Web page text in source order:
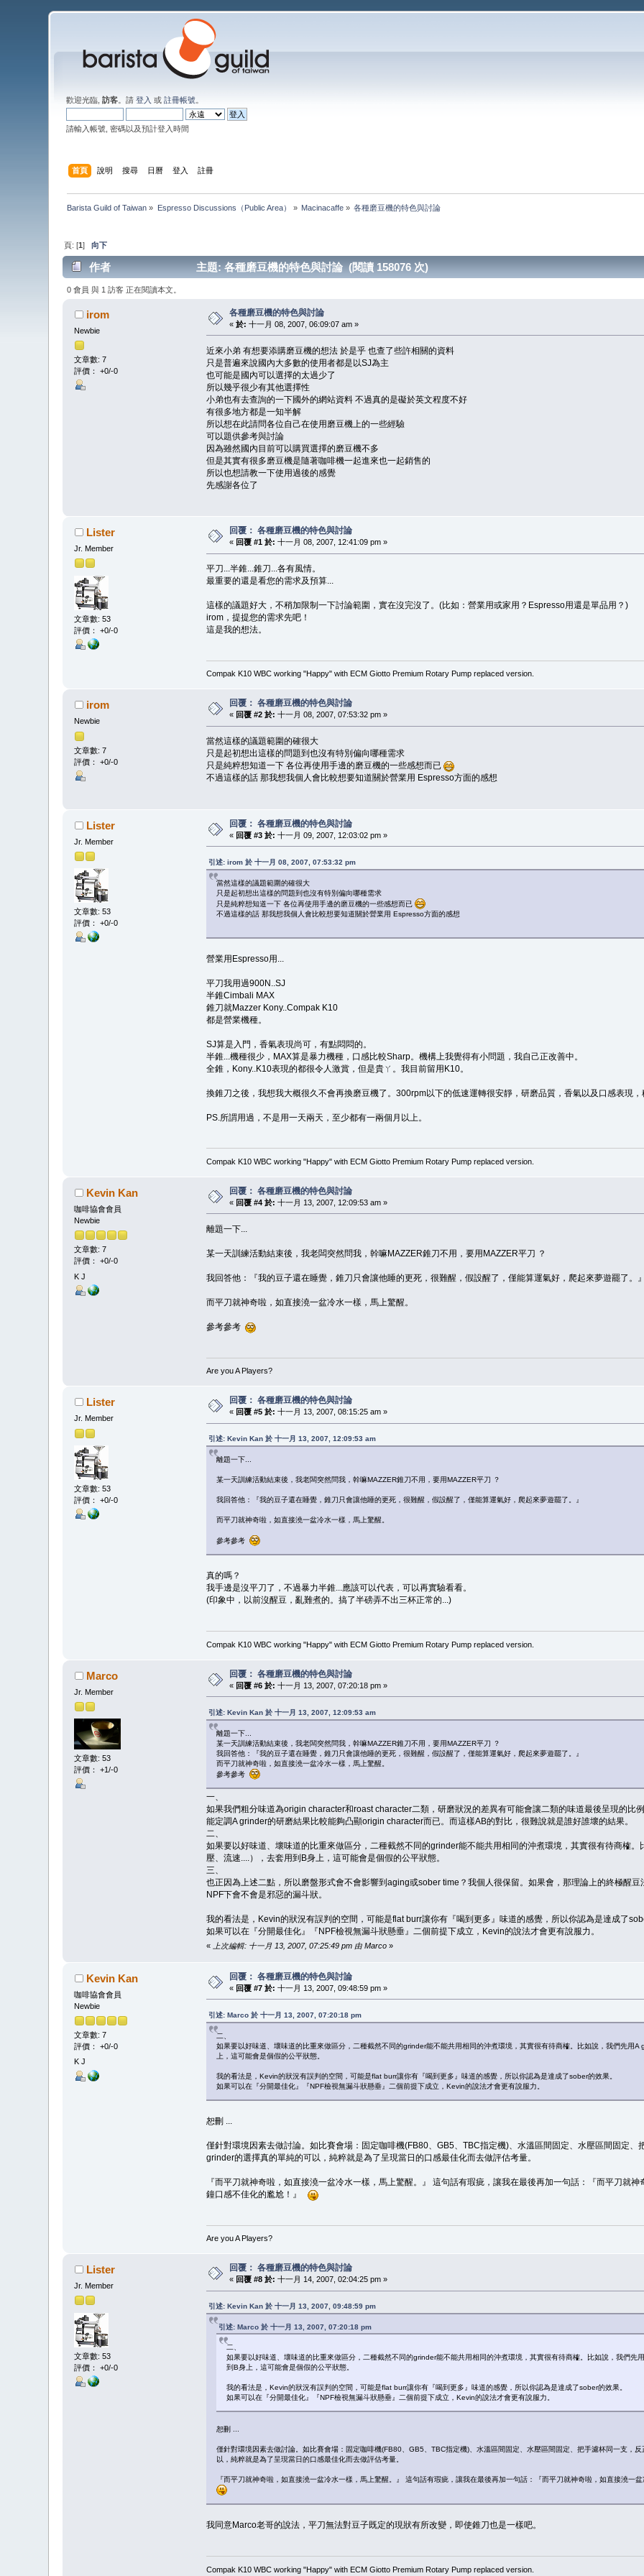
歡迎光臨,訪客 。請登入 或註冊帳號
請輸入帳號, 密碼以及預計登入時間
首頁 說明 搜尋 日曆 登入 註冊
Barista Guild of Taiwan » Espresso Discussions（Public Area） » Macinacaffe » 各種磨豆機的特色與討論
頁: [1]向下
作者 主題: 各種磨豆機的特色與討論 (閱讀 158076 次)
0 會員 與 1 訪客 正在閱讀本文。
irom
Newbie
文章數: 7
評價： +0/-0
各種磨豆機的特色與討論
«於: 十一月 08, 2007, 06:09:07 am »
近來小弟 有想要添購磨豆機的想法 於是乎 也查了些許相關的資料
只是普遍來說國內大多數的使用者都是以SJ為主
也可能是國內可以選擇的太過少了
所以幾乎很少有其他選擇性
小弟也有去查詢的一下國外的網站資料 不過真的是礙於英文程度不好
有很多地方都是一知半解
所以想在此請問各位自己在使用磨豆機上的一些經驗
可以題供參考與討論
因為雖然國內目前可以購買選擇的磨豆機不多
但是其實有很多磨豆機是隨著咖啡機一起進來也一起銷售的
所以也想請教一下使用過後的感覺
先感謝各位了
Lister
Jr. Member
文章數: 53
評價： +0/-0
回覆： 各種磨豆機的特色與討論
« 回覆 #1 於: 十一月 08, 2007, 12:41:09 pm »
平刀...半錐...錐刀...各有風情。
最重要的還是看您的需求及預算...
這樣的議題好大，不稍加限制一下討論範圍，實在沒完沒了。(比如：營業用或家用？Espresso用還是單品用？)
irom，提提您的需求先吧！
這是我的想法。
Compak K10 WBC working "Happy" with ECM Giotto Premium Rotary Pump replaced version.
irom
Newbie
文章數: 7
評價： +0/-0
回覆： 各種磨豆機的特色與討論
« 回覆 #2 於: 十一月 08, 2007, 07:53:32 pm »
當然這樣的議題範圍的確很大
只是起初想出這樣的問題到也沒有特別偏向哪種需求
只是純粹想知道一下 各位再使用手邊的磨豆機的一些感想而已
不過這樣的話 那我想我個人會比較想要知道關於營業用 Espresso方面的感想
Lister
Jr. Member
文章數: 53
評價： +0/-0
回覆： 各種磨豆機的特色與討論
« 回覆 #3 於: 十一月 09, 2007, 12:03:02 pm »
引述: irom 於 十一月 08, 2007, 07:53:32 pm
當然這樣的議題範圍的確很大
只是起初想出這樣的問題到也沒有特別偏向哪種需求
只是純粹想知道一下 各位再使用手邊的磨豆機的一些感想而已
不過這樣的話 那我想我個人會比較想要知道關於營業用 Espresso方面的感想
營業用Espresso用...
平刀我用過900N..SJ
半錐Cimbali MAX
錐刀就Mazzer Kony..Compak K10
都是營業機種。
SJ算是入門，香氣表現尚可，有點悶悶的。
半錐...機種很少，MAX算是暴力機種，口感比較Sharp。機構上我覺得有小問題，我自己正改善中。
全錐，Kony..K10表現的都很令人激賞，但是貴ㄚ。我目前留用K10。
換錐刀之後，我想我大概很久不會再換磨豆機了。300rpm以下的低速運轉很安靜，研磨品質，香氣以及口感表現
PS.所謂用過，不是用一天兩天，至少都有一兩個月以上。
Compak K10 WBC working "Happy" with ECM Giotto Premium Rotary Pump replaced version.
Kevin Kan
咖啡協會會員
Newbie
文章數: 7
評價： +0/-0
K J
回覆： 各種磨豆機的特色與討論
« 回覆 #4 於: 十一月 13, 2007, 12:09:53 am »
離題一下...
某一天訓練活動結束後，我老闆突然問我，幹嘛MAZZER錐刀不用，要用MAZZER平刀 ？
我回答他：『我的豆子還在睡覺，錐刀只會讓他睡的更死，很難醒，假設醒了，僅能算運氣好，爬起來夢遊罷了。
而平刀就神奇啦，如直接澆一盆冷水一樣，馬上驚醒。
參考參考
Are you A Players?
Lister
Jr. Member
文章數: 53
評價： +0/-0
回覆： 各種磨豆機的特色與討論
« 回覆 #5 於: 十一月 13, 2007, 08:15:25 am »
引述: Kevin Kan 於 十一月 13, 2007, 12:09:53 am
離題一下...
某一天訓練活動結束後，我老闆突然問我，幹嘛MAZZER錐刀不用，要用MAZZER平刀 ？
我回答他：『我的豆子還在睡覺，錐刀只會讓他睡的更死，很難醒，假設醒了，僅能算運氣好，爬起來夢遊罷了。』
而平刀就神奇啦，如直接澆一盆冷水一樣，馬上驚醒。
參考參考
真的嗎？
我手邊是沒平刀了，不過暴力半錐...應該可以代表，可以再實驗看看。
(印象中，以前沒醒豆，亂難煮的。搞了半磅弄不出三杯正常的...)
Compak K10 WBC working "Happy" with ECM Giotto Premium Rotary Pump replaced version.
Marco
Jr. Member
文章數: 53
評價： +1/-0
回覆： 各種磨豆機的特色與討論
« 回覆 #6 於: 十一月 13, 2007, 07:20:18 pm »
引述: Kevin Kan 於 十一月 13, 2007, 12:09:53 am
離題一下...
某一天訓練活動結束後，我老闆突然問我，幹嘛MAZZER錐刀不用，要用MAZZER平刀 ？
我回答他：『我的豆子還在睡覺，錐刀只會讓他睡的更死，很難醒，假設醒了，僅能算運氣好，爬起來夢遊罷了。』
而平刀就神奇啦，如直接澆一盆冷水一樣，馬上驚醒。
參考參考
一、
如果我們粗分味道為origin character和roast character二類，研磨狀況的差異有可能會讓二類的味道最後呈現的比
能定調A grinder的研磨結果比較能夠凸顯origin character而已。而這樣AB的對比，很難說就是誰好誰壞的結果。
二、
如果要以好味道、壞味道的比重來做區分，二種截然不同的grinder能不能共用相同的沖煮環境，其實很有待商榷
壓、流速....），去套用到B身上，這可能會是個假的公平狀態。
三、
也正因為上述二點，所以磨盤形式會不會影響到aging或sober time？我個人很保留。如果會，那理論上的終極醒
NPF下會不會是邪惡的漏斗狀。
我的看法是，Kevin的狀況有誤判的空間，可能是flat burr讓你有『喝到更多』味道的感覺，所以你認為是達成了
如果可以在『分開最佳化』『NPF檢視無漏斗狀懸垂』二個前提下成立，Kevin的說法才會更有說服力。
« 上次編輯: 十一月 13, 2007, 07:25:49 pm 由 Marco»
Kevin Kan
咖啡協會會員
Newbie
文章數: 7
評價： +0/-0
K J
回覆： 各種磨豆機的特色與討論
« 回覆 #7 於: 十一月 13, 2007, 09:48:59 pm »
引述: Marco 於 十一月 13, 2007, 07:20:18 pm
二、
如果要以好味道、壞味道的比重來做區分，二種截然不同的grinder能不能共用相同的沖煮環境，其實很有待商榷。比如說，我們先用
上，這可能會是個假的公平狀態。
我的看法是，Kevin的狀況有誤判的空間，可能是flat burr讓你有『喝到更多』味道的感覺，所以你認為是達成了sober的效果。
如果可以在『分開最佳化』『NPF檢視無漏斗狀懸垂』二個前提下成立，Kevin的說法才會更有說服力。
恕刪 ...
僅針對環境因素去做討論。如比賽會場：固定咖啡機(FB80、GB5、TBC指定機)、水溫區間固定、水壓區間固定
grinder的選擇真的單純的可以，純粹就是為了呈現當日的口感最佳化而去做評估考量。
『而平刀就神奇啦，如直接澆一盆冷水一樣，馬上驚醒。』 這句話有瑕疵，讓我在最後再加一句話：『而平刀就
鐘口感不佳化的尷尬！』
Are you A Players?
Lister
Jr. Member
文章數: 53
評價： +0/-0
回覆： 各種磨豆機的特色與討論
« 回覆 #8 於: 十一月 14, 2007, 02:04:25 pm »
引述: Kevin Kan 於 十一月 13, 2007, 09:48:59 pm
引述: Marco 於 十一月 13, 2007, 07:20:18 pm
二、
如果要以好味道、壞味道的比重來做區分，二種截然不同的grinder能不能共用相同的沖煮環境，其實很有待商榷。比如說，我們
到B身上，這可能會是個假的公平狀態。
我的看法是，Kevin的狀況有誤判的空間，可能是flat burr讓你有『喝到更多』味道的感覺，所以你認為是達成了sober的效果。
如果可以在『分開最佳化』『NPF檢視無漏斗狀懸垂』二個前提下成立，Kevin的說法才會更有說服力。
恕刪 ...
僅針對環境因素去做討論。如比賽會場：固定咖啡機(FB80、GB5、TBC指定機)、水溫區間固定、水壓區間固定、把手濾杯同一支，
以，純粹就是為了呈現當日的口感最佳化而去做評估考量。
『而平刀就神奇啦，如直接澆一盆冷水一樣，馬上驚醒。』 這句話有瑕疵，讓我在最後再加一句話：『而平刀就神奇啦，如直接澆
我同意Marco老哥的說法，平刀無法對豆子既定的現狀有所改變，即使錐刀也是一樣吧。
Compak K10 WBC working "Happy" with ECM Giotto Premium Rotary Pump replaced version.